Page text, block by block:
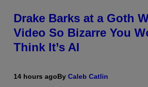
Drake Barks at a Goth
Video So Bizarre You
Think It’s AI
14 hours agoBy Caleb Catlin